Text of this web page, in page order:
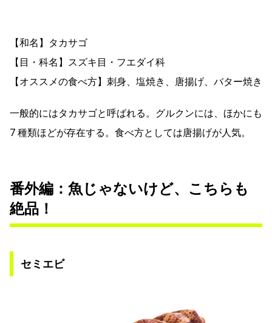
【和名】タカサゴ
【目・科名】スズキ目・フエダイ科
【オススメの食べ方】刺身、塩焼き、唐揚げ、バター焼き
一般的にはタカサゴと呼ばれる。グルクンには、ほかにも
7 種類ほどが存在する。食べ方としては唐揚げが人気。
番外編：魚じゃないけど、こちらも
絶品！
セミエビ